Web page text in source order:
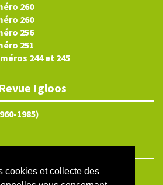
cookies et collecte des
260
260
256
251
244 et 245
Revue Igloos
1985)
électronique 2804-3359